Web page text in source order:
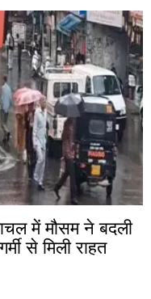
में मौसम ने बदली
से मिली राहत